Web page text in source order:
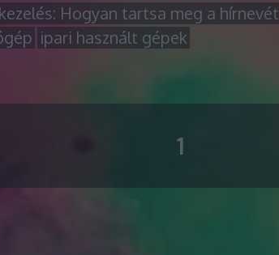
Hogyan tartsa meg a hírnevét
ipari használt gépek
1